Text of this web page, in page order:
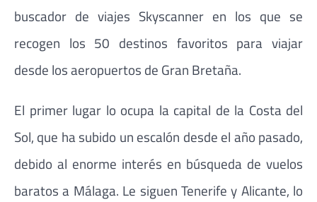
buscador de viajes Skyscanner en los que se
recogen los 50 destinos favoritos para viajar
desde los aeropuertos de Gran Bretaña.
El primer lugar lo ocupa la capital de la Costa del
Sol, que ha subido un escalón desde el año pasado,
debido al enorme interés en búsqueda de vuelos
baratos a Málaga. Le siguen Tenerife y Alicante, lo